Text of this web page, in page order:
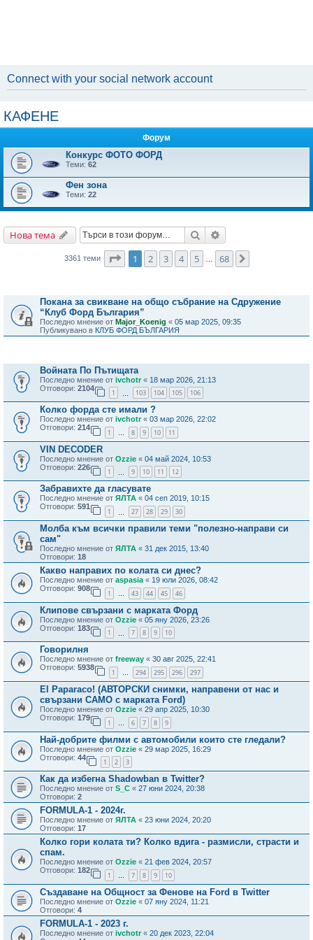
Connect with your social network account
КАФЕНЕ
Форум
Конкурс ФОТО ФОРД
Теми: 62
Фен зона
Теми: 22
Нова тема Търсене
3361 теми Страница1 от
1 2 3 4 5 68
Покана за свикване на общо събрание на Сдружение
“Клуб Форд България”
Последно мнение от Major_Koenig « 05 мар 2025, 09:35
Публикувано в КЛУБ ФОРД БЪЛГАРИЯ
Войната По Пътищата
Последно мнение от ivchotr « 18 мар 2026, 21:13
Отговори: 2104
1 103 104 105 106
Колко форда сте имали ?
Последно мнение от ivchotr« 03 мар 2026, 22:02
Отговори: 214
1 … 8 9 10 11
VIN DECODER
Последно мнение от Ozzie « 04 май 2024, 10:53
Отговори: 226
1 9 10 11 12
Забравихте да гласувате
Последно мнение от ЯЛТА « 04 сеп 2019, 10:15
Отговори: 591
1 27 28 29 30
Молба към всички правили теми "полезно-направи си
сам"
Последно мнение от ЯЛТА « 31 дек 2015, 13:40
Отговори: 18
Какво направих по колата си днес?
Последно мнение от aspasia « 19 юли 2026, 08:42
Отговори: 908
1 … 43 44 45 46
Клипове свързани с марката Форд
Последно мнение от Ozzie « 05 яну 2026, 23:26
Отговори: 183
1 7 8 9 10
Говорилня
Последно мнение от freeway « 30 авг 2025, 22:41
Отговори: 5938
1 … 294 295 296 297
El Paparaco! (АВТОРСКИ снимки, направени от нас и
свързани САМО с марката Ford)
Последно мнение от Ozzie « 29 апр 2025, 10:30
Отговори: 179
1 … 6 7 8 9
Най-добрите филми с автомобили които сте гледали?
Последно мнение от Ozzie « 29 мар 2025, 16:29
Отговори: 44
1 2 3
Как да избегна Shadowban в Twitter?
Последно мнение от S_C « 27 юни 2024, 20:38
Отговори: 2
FORMULA-1 - 2024г.
Последно мнение от ЯЛТА « 23 юни 2024, 20:20
Отговори: 17
Колко гори колата ти? Колко вдига - размисли, страсти и
спам.
Последно мнение от Ozzie « 21 фев 2024, 20:57
Отговори: 182
1 … 7 8 9 10
Създаване на Общност за Фенове на Ford в Twitter
Последно мнение от Ozzie « 07 яну 2024, 11:21
Отговори: 4
FORMULA-1 - 2023 г.
Последно мнение от ivchotr « 20 дек 2023, 22:04